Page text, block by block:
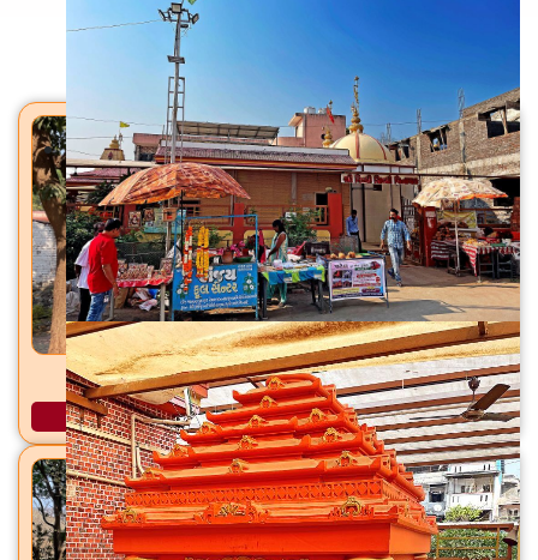
मंदिरे
धारेश्वर महादेव मंदिर गव्हाण, ता. उच्छल, जि. तापी
अधिक माहिती